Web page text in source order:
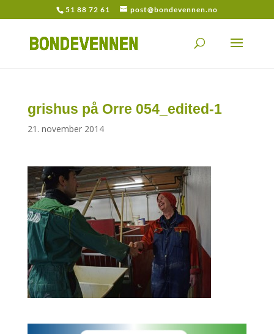
51 88 72 61 post@bondevennen.no
grishus på Orre 054_edited-1
21. november 2014